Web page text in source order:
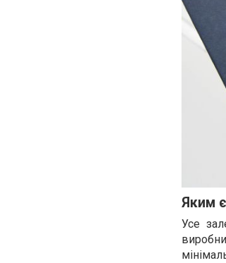
Яким
Усе